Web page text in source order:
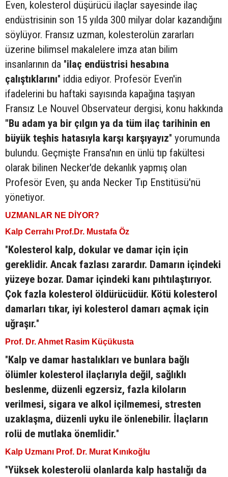
Even, kolesterol düşürücü ilaçlar sayesinde ilaç
endüstrisinin son 15 yılda 300 milyar dolar kazandığını
söylüyor. Fransız uzman, kolesterolün zararları
üzerine bilimsel makalelere imza atan bilim
insanlarının da "ilaç endüstrisi hesabına
çalıştıklarını" iddia ediyor. Profesör Even'in
ifadelerini bu haftaki sayısında kapağına taşıyan
Fransız Le Nouvel Observateur dergisi, konu hakkında
"Bu adam ya bir çılgın ya da tüm ilaç tarihinin en
büyük teşhis hatasıyla karşı karşıyayız" yorumunda
bulundu. Geçmişte Fransa'nın en ünlü tıp fakültesi
olarak bilinen Necker'de dekanlık yapmış olan
Profesör Even, şu anda Necker Tıp Enstitüsü'nü
yönetiyor.
UZMANLAR NE DİYOR?
Kalp Cerrahı Prof.Dr. Mustafa Öz
"Kolesterol kalp, dokular ve damar için için
gereklidir. Ancak fazlası zarardır. Damarın içindeki
yüzeye bozar. Damar içindeki kanı pıhtılaştırıyor.
Çok fazla kolesterol öldürücüdür. Kötü kolesterol
damarları tıkar, iyi kolesterol damarı açmak için
uğraşır."
Prof. Dr. Ahmet Rasim Küçükusta
"Kalp ve damar hastalıkları ve bunlara bağlı
ölümler kolesterol ilaçlarıyla değil, sağlıklı
beslenme, düzenli egzersiz, fazla kiloların
verilmesi, sigara ve alkol içilmemesi, stresten
uzaklaşma, düzenli uyku ile önlenebilir. İlaçların
rolü de mutlaka önemlidir."
Kalp Uzmanı Prof. Dr. Murat Kınıkoğlu
"Yüksek kolesterolü olanlarda kalp hastalığı da